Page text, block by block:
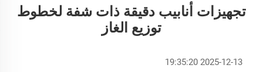
تجهيزات أنابيب دقيقة ذات شفة لخطوط
توزيع الغاز
2025-12-13 19:35:20